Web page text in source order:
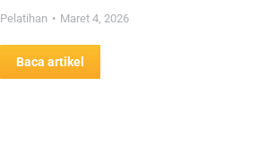
Pelatihan Maret 4, 2026
Baca artikel